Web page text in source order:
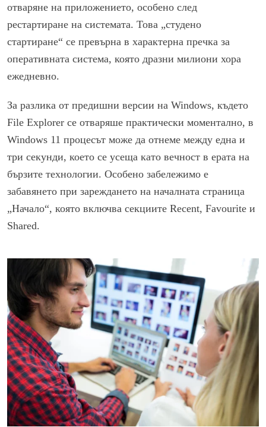
отваряне на приложението, особено след
рестартиране на системата. Това „студено
стартиране“ се превърна в характерна пречка за
оперативната система, която дразни милиони хора
ежедневно.
За разлика от предишни версии на Windows, където
File Explorer се отваряше практически моментално, в
Windows 11 процесът може да отнеме между една и
три секунди, което се усеща като вечност в ерата на
бързите технологии. Особено забележимо е
забавянето при зареждането на началната страница
„Начало“, която включва секциите Recent, Favourite и
Shared.